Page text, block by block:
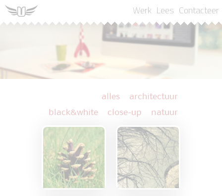
Werk Lees Contacteer
alles
architectuur
black&white
close-up natuur